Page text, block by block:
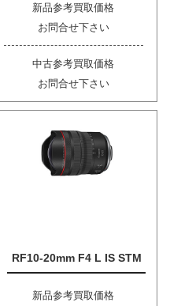
新品参考買取価格
お問合せ下さい
中古参考買取価格
お問合せ下さい
RF10-20mm F4 L IS STM
新品参考買取価格